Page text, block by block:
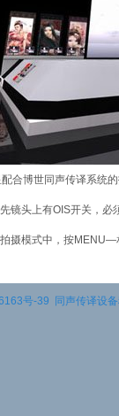
合博世同声传译系统
镜头上有OIS开关，必
摄模式中，按
号-39 同声传译设